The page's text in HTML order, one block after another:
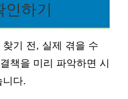
인하기
기 전, 실제 겪을 수
책을 미리 파악하면 시
니다.